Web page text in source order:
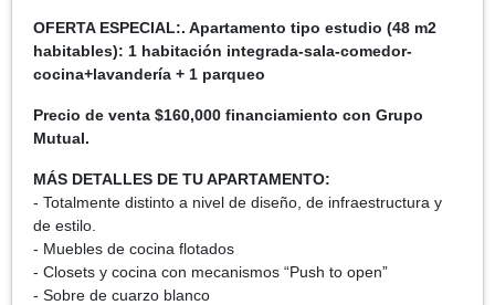
OFERTA ESPECIAL:. Apartamento tipo estudio (48 m2
habitables): 1 habitación integrada-sala-comedor-
cocina+lavandería + 1 parqueo
Precio de venta $160,000 financiamiento con Grupo
Mutual.
MÁS DETALLES DE TU APARTAMENTO:
- Totalmente distinto a nivel de diseño, de infraestructura y
de estilo.
- Muebles de cocina flotados
- Closets y cocina con mecanismos “Push to open”
- Sobre de cuarzo blanco